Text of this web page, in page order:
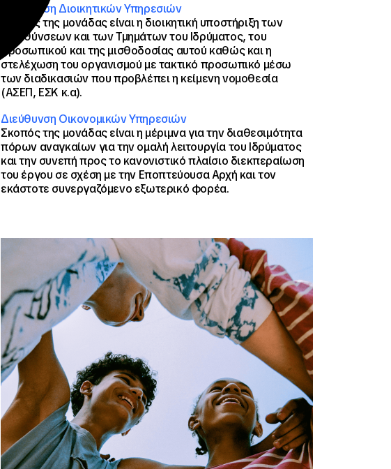
Διεύθυνση Διοικητικών Υπηρεσιών
Σκοπός της μονάδας είναι η διοικητική υποστήριξη των
Διευθύνσεων και των Τμημάτων του Ιδρύματος, του
προσωπικού και της μισθοδοσίας αυτού καθώς και η
στελέχωση του οργανισμού με τακτικό προσωπικό μέσω
των διαδικασιών που προβλέπει η κείμενη νομοθεσία
(ΑΣΕΠ, ΕΣΚ κ.α).
Διεύθυνση Οικονομικών Υπηρεσιών
Σκοπός της μονάδας είναι η μέριμνα για την διαθεσιμότητα
πόρων αναγκαίων για την ομαλή λειτουργία του Ιδρύματος
και την συνεπή προς το κανονιστικό πλαίσιο διεκπεραίωση
του έργου σε σχέση με την Εποπτεύουσα Αρχή και τον
εκάστοτε συνεργαζόμενο εξωτερικό φορέα.